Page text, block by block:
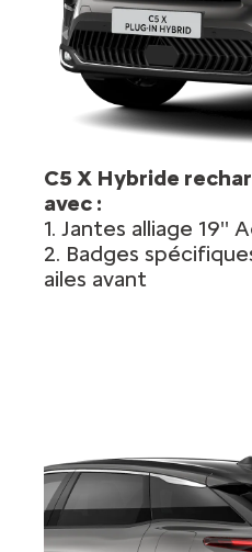
C5 X Hybride
avec :
1. Jantes alliage 19''
2. Badges
ailes avant